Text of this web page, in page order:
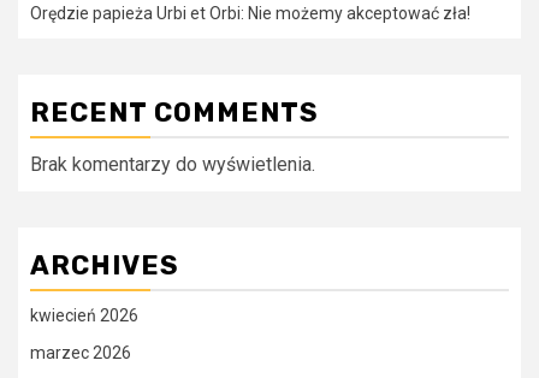
Orędzie papieża Urbi et Orbi: Nie możemy akceptować zła!
RECENT COMMENTS
Brak komentarzy do wyświetlenia.
ARCHIVES
kwiecień 2026
marzec 2026